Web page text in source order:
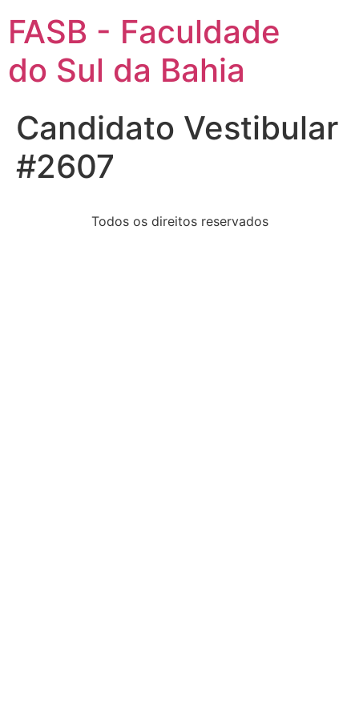
FASB - Faculdade
do Sul da Bahia
Candidato Vestibular
#2607
Todos os direitos reservados